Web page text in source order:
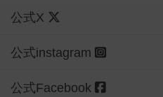
公式X
公式instagram
公式Facebook